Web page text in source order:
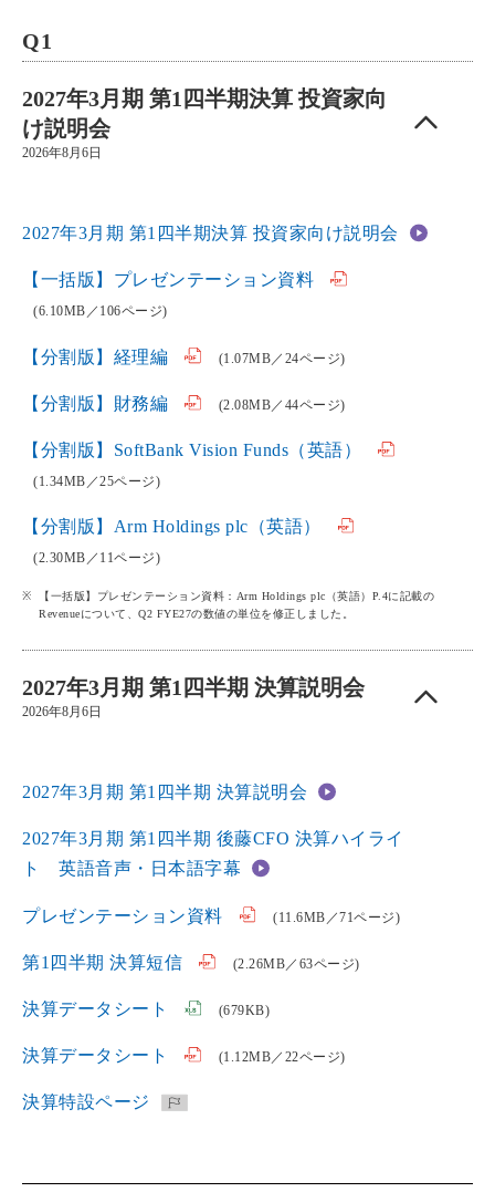
Q1
2027年3月期 第1四半期決算 投資家向
け説明会
2026年8月6日
2027年3月期 第1四半期決算 投資家向け説明会
【一括版】プレゼンテーション資料
(6.10MB／106ページ)
【分割版】経理編 (1.07MB／24ページ)
【分割版】財務編 (2.08MB／44ページ)
【分割版】SoftBank Vision Funds（英語）
(1.34MB／25ページ)
【分割版】Arm Holdings plc（英語）
(2.30MB／11ページ)
【一括版】プレゼンテーション資料：Arm Holdings plc（英語）P.4に記載の
Revenueについて、Q2 FYE27の数値の単位を修正しました。
2027年3月期 第1四半期 決算説明会
2026年8月6日
2027年3月期 第1四半期 決算説明会
2027年3月期 第1四半期 後藤CFO 決算ハイライ
ト 英語音声・日本語字幕
プレゼンテーション資料 (11.6MB／71ページ)
第1四半期 決算短信 (2.26MB／63ページ)
決算データシート (679KB)
決算データシート (1.12MB／22ページ)
決算特設ページ